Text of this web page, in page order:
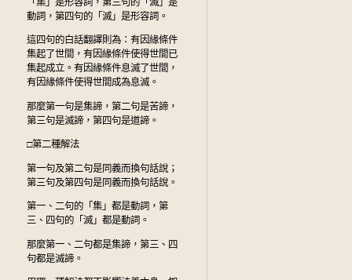
「集」是形容詞，第三句的「滅」是
動詞，第四句的「滅」是形容詞。
這四句的白話翻譯則為：有因緣條件
集起了世間，有因緣條件使得世間已
集起成立。有因緣條件息滅了世間，
有因緣條件使得世間成為息滅。
那麼第一句是集諦，第二句是苦諦，
第三句是滅諦，第四句是道諦。
□第二種解法
第一句及第二句是同義而換句話說；
第三句及第四句是同義而換句話說。
第一、二句的「集」都是動詞，第
三、四句的「滅」都是動詞。
那麼第一、二句都是集諦，第三、四
句都是滅諦。